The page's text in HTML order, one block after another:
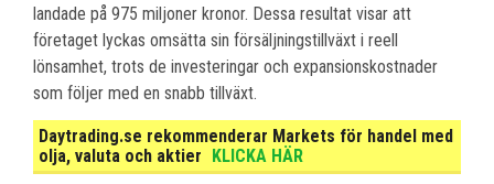
landade på 975 miljoner kronor. Dessa resultat visar att
företaget lyckas omsätta sin försäljningstillväxt i reell
lönsamhet, trots de investeringar och expansionskostnader
som följer med en snabb tillväxt.
Daytrading.se rekommenderar Markets för handel med
olja, valuta och aktier
KLICKA HÄR